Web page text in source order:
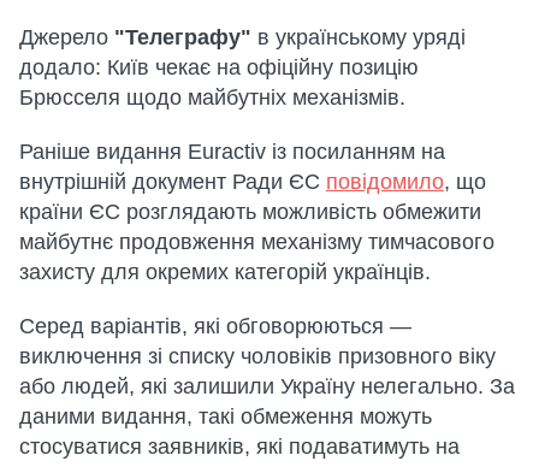
Джерело "Телеграфу" в українському уряді
додало: Київ чекає на офіційну позицію
Брюсселя щодо майбутніх механізмів.
Раніше видання Euractiv із посиланням на
внутрішній документ Ради ЄС повідомило, що
країни ЄС розглядають можливість обмежити
майбутнє продовження механізму тимчасового
захисту для окремих категорій українців.
Серед варіантів, які обговорюються —
виключення зі списку чоловіків призовного віку
або людей, які залишили Україну нелегально. За
даними видання, такі обмеження можуть
стосуватися заявників, які подаватимуть на